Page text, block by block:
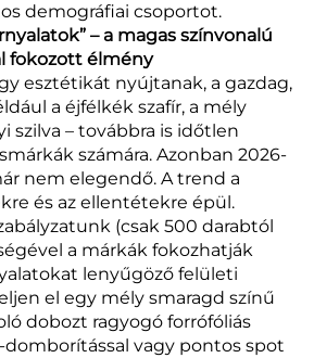
demográfiai csoportot.
– a magas színvonalú
fokozott élmény
esztétikát nyújtanak, a gazdag,
a éjfélkék szafír, a mély
szilva – továbbra is időtlen
számára. Azonban 2026-
nem elegendő. A trend a
és az ellentétekre épül.
(csak 500 darabtól
a márkák fokozhatják
lenyűgöző felületi
el egy mély smaragd színű
dobozt ragyogó forrófóliás
domborítással vagy pontos spot